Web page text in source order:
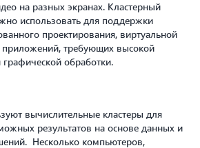
на разных экранах. Кластерный
использовать для поддержки
проектирования, виртуальной
приложений, требующих высокой
графической обработки.
вычислительные кластеры для
результатов на основе данных и
Несколько компьютеров,